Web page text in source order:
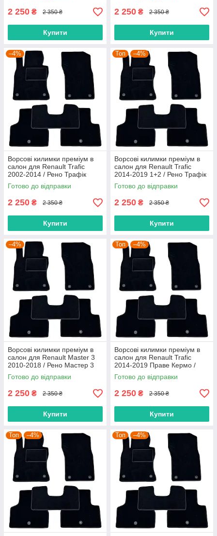
2 250 ₴ 2 350 ₴
Купити
2 250 ₴ 2 350 ₴
Купити
–4%
Ворсові килимки преміум в
салон для Renault Trafic
2002-2014 / Рено Трафік
килимки
Готово до відправки
2 250 ₴ 2 350 ₴
Купити
Топ –4%
Ворсові килимки преміум в
салон для Renault Trafic
2014-2019 1+2 / Рено Трафік
килимки
Готово до відправки
2 250 ₴ 2 350 ₴
Купити
–4%
Ворсові килимки преміум в
салон для Renault Master 3
2010-2018 / Рено Мастер 3
килимки
Готово до відправки
2 250 ₴ 2 350 ₴
Купити
Топ –4%
Ворсові килимки преміум в
салон для Renault Trafic
2014-2019 Праве Кермо /
Рено Трафік килимки
Готово до відправки
2 250 ₴ 2 350 ₴
Купити
Топ –4% Топ –4%